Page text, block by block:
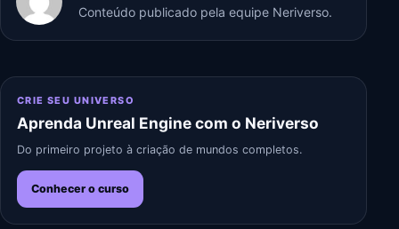
Conteúdo publicado pela equipe Neriverso.
CRIE SEU UNIVERSO
Aprenda Unreal Engine com o Neriverso
Do primeiro projeto à criação de mundos completos.
Conhecer o curso